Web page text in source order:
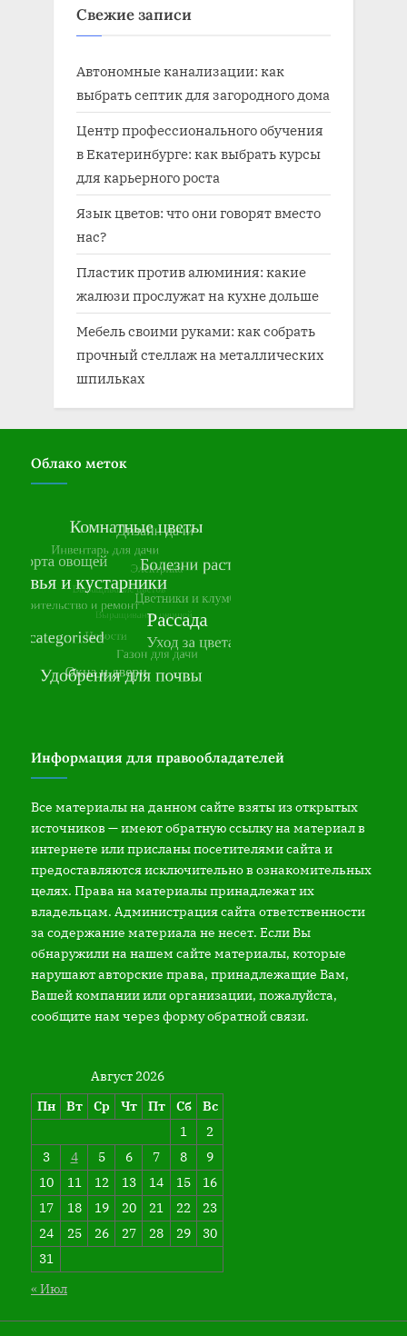
Свежие записи
Автономные канализации: как
выбрать септик для загородного дома
Центр профессионального обучения
в Екатеринбурге: как выбрать курсы
для карьерного роста
Язык цветов: что они говорят вместо
нас?
Пластик против алюминия: какие
жалюзи прослужат на кухне дольше
Мебель своими руками: как собрать
прочный стеллаж на металлических
шпильках
Облако меток
Информация для правообладателей
Все материалы на данном сайте взяты из открытых
источников — имеют обратную ссылку на материал в
интернете или присланы посетителями сайта и
предоставляются исключительно в ознакомительных
целях. Права на материалы принадлежат их
владельцам. Администрация сайта ответственности
за содержание материала не несет. Если Вы
обнаружили на нашем сайте материалы, которые
нарушают авторские права, принадлежащие Вам,
Вашей компании или организации, пожалуйста,
сообщите нам через форму обратной связи.
Август 2026
Пн
Вт Ср Чт Пт Сб
Вс
1
2
3
4 5 6 7 8
9
10
11 12 13 14 15
16
17
18 19 20 21 22
23
24
25 26 27 28 29
30
31
« Июл